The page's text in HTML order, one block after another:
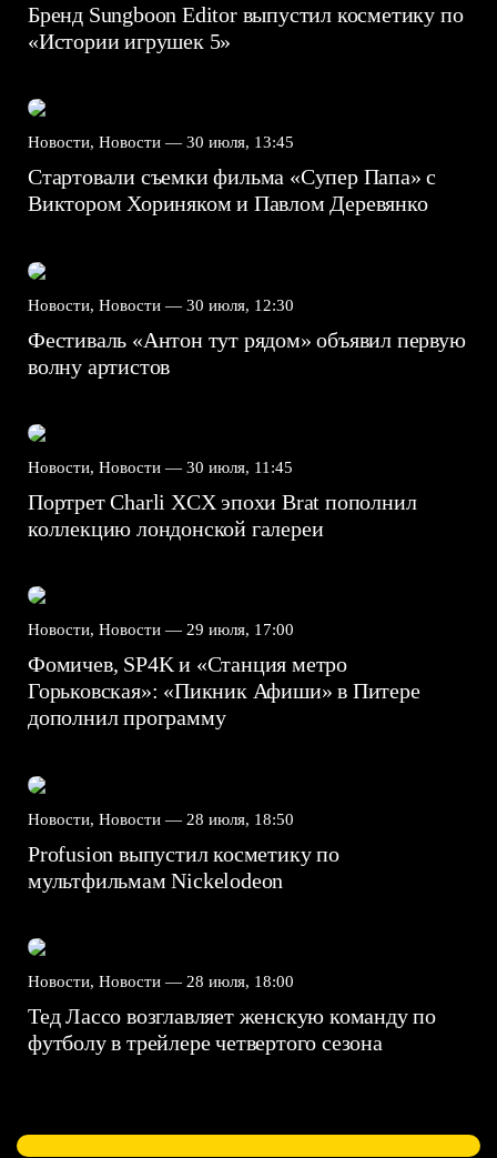
Бренд Sungboon Editor выпустил косметику по
«Истории игрушек 5»
Новости, Новости — 30 июля, 13:45
Стартовали съемки фильма «Супер Папа» с
Виктором Хориняком и Павлом Деревянко
Новости, Новости — 30 июля, 12:30
Фестиваль «Антон тут рядом» объявил первую
волну артистов
Новости, Новости — 30 июля, 11:45
Портрет Charli XCX эпохи Brat пополнил
коллекцию лондонской галереи
Новости, Новости — 29 июля, 17:00
Фомичев, SP4K и «Станция метро
Горьковская»: «Пикник Афиши» в Питере
дополнил программу
Новости, Новости — 28 июля, 18:50
Profusion выпустил косметику по
мультфильмам Nickelodeon
Новости, Новости — 28 июля, 18:00
Тед Лассо возглавляет женскую команду по
футболу в трейлере четвертого сезона